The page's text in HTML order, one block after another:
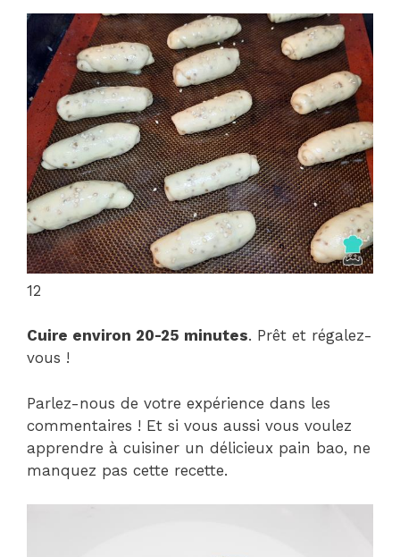
12
Cuire environ 20-25 minutes. Prêt et régalez-
vous !
Parlez-nous de votre expérience dans les
commentaires ! Et si vous aussi vous voulez
apprendre à cuisiner un délicieux pain bao, ne
manquez pas cette recette.